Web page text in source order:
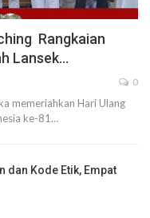
Rangkaian
Lansek…
0
memeriahkan Hari Ulang
ke-81…
dan Kode Etik, Empat